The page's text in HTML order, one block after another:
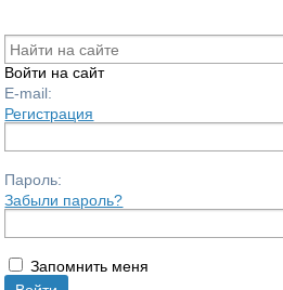
Войти на сайт
E-mail:
Регистрация
Пароль:
Забыли пароль?
Запомнить меня